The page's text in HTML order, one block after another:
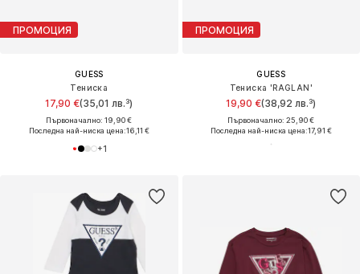
ПРОМОЦИЯ
GUESS
Тениска
17,90 €(35,01 лв.³)
Първоначално: 19,90 €
Последна най-ниска цена:16,11 €
+1
ПРОМОЦИЯ
GUESS
Тениска 'RAGLAN'
19,90 €(38,92 лв.³)
Първоначално: 25,90 €
Последна най-ниска цена:17,91 €